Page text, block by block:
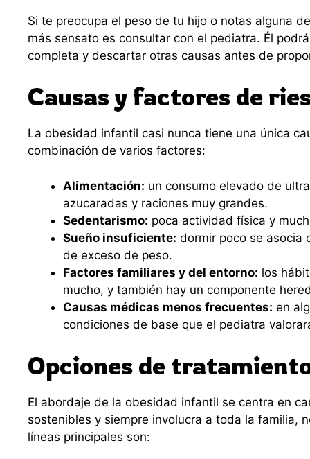
Si te preocupa el peso de tu hijo o notas alguna
más sensato es consultar con el pediatra. Él
completa y descartar otras causas antes de
Causas y factores de
La obesidad infantil casi nunca tiene una única
combinación de varios factores:
Alimentación: un consumo elevado de
azucaradas y raciones muy grandes.
Sedentarismo: poca actividad física y
Sueño insuficiente: dormir poco se asocia
de exceso de peso.
Factores familiares y del entorno: los
mucho, y también hay un componente
Causas médicas menos frecuentes: en
condiciones de base que el pediatra
Opciones de
El abordaje de la obesidad infantil se centra en
sostenibles y siempre involucra a toda la familia,
líneas principales son: